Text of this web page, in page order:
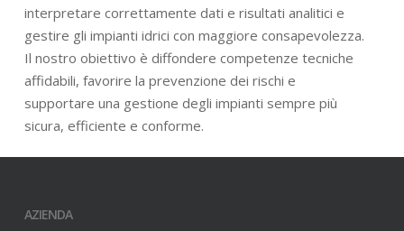
interpretare correttamente dati e risultati analitici e
gestire gli impianti idrici con maggiore consapevolezza.
Il nostro obiettivo è diffondere competenze tecniche
affidabili, favorire la prevenzione dei rischi e
supportare una gestione degli impianti sempre più
sicura, efficiente e conforme.
AZIENDA